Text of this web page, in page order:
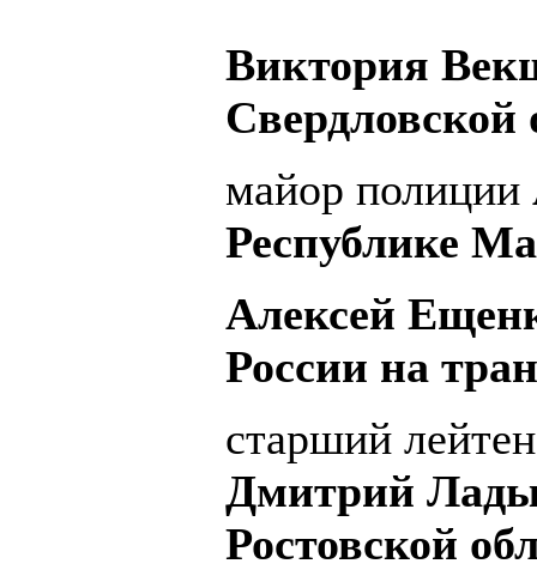
Виктория
Свердловской
майор полиции
Республике
Алексей
России на
старший
Дмитрий
Ростовской